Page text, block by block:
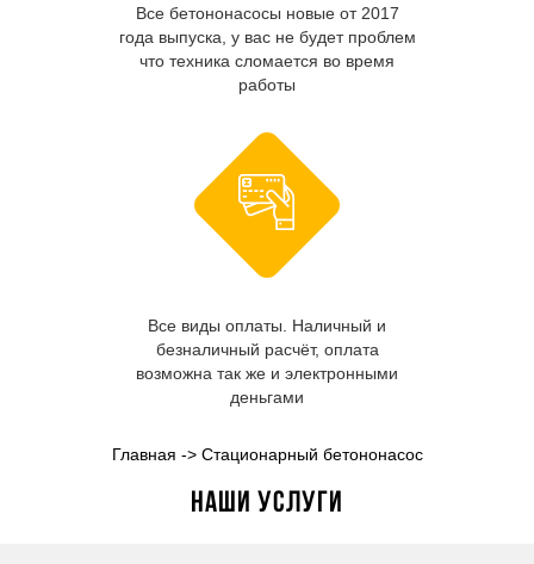
Все бетононасосы новые от 2017
года выпуска, у вас не будет проблем
что техника сломается во время
работы
Все виды оплаты. Наличный и
безналичный расчёт, оплата
возможна так же и электронными
деньгами
Главная -> Стационарный бетононасос
Наши услуги